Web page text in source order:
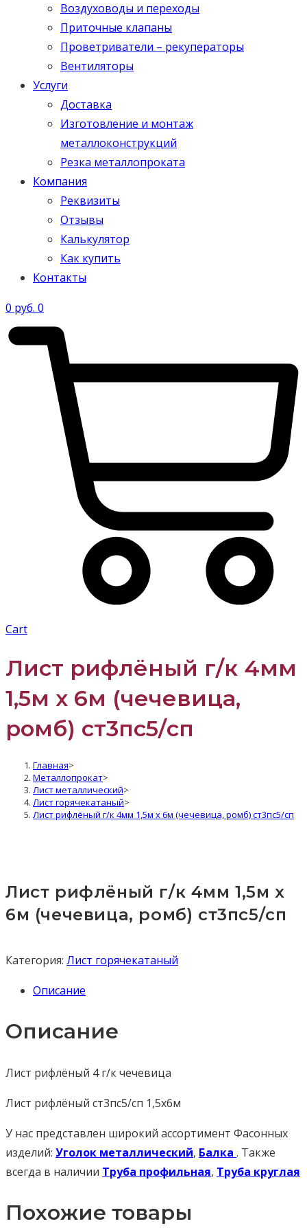
Воздуховоды и переходы
Приточные клапаны
Проветриватели – рекуператоры
Вентиляторы
Услуги
Доставка
Изготовление и монтаж
металлоконструкций
Резка металлопроката
Компания
Реквизиты
Отзывы
Калькулятор
Как купить
Контакты
0 руб. 0
Cart
Лист рифлёный г/к 4мм
1,5м х 6м (чечевица,
ромб) ст3пс5/сп
Главная>
Металлопрокат>
Лист металлический>
Лист горячекатаный>
Лист рифлёный г/к 4мм 1,5м х 6м (чечевица, ромб) ст3пс5/сп
Лист рифлёный г/к 4мм 1,5м х
6м (чечевица, ромб) ст3пс5/сп
Категория: Лист горячекатаный
Описание
Описание
Лист рифлёный 4 г/к чечевица
Лист рифлёный ст3пс5/сп 1,5х6м
У нас представлен широкий ассортимент Фасонных
изделий: Уголок металлический, Балка . Также
всегда в наличии Труба профильная, Труба круглая
Похожие товары